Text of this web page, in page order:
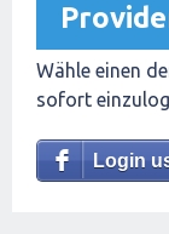
Wähle einen
sofort
Login